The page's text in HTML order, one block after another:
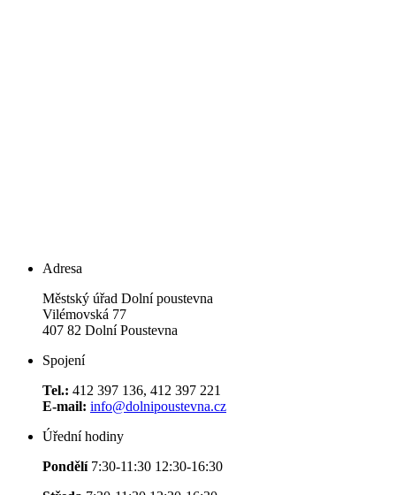
Adresa
Městský úřad Dolní poustevna
Vilémovská 77
407 82 Dolní Poustevna
Spojení
Tel.: 412 397 136, 412 397 221
E-mail: info@dolnipoustevna.cz
Úřední hodiny
Pondělí 7:30-11:30 12:30-16:30